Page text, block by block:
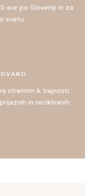
eur po Sloveniji in za
svetu.
stremim k trajnosti.
in recikliranih